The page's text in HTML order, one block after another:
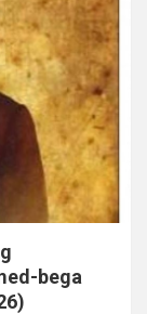
bega